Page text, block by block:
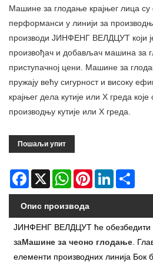
Машине за глодање крајњег лица су
перформанси у линији за
производи ЈИНФЕНГ ВЕЛДЦУТ који
произвођач и добављач машина за
приступачној цени. Машине за
пружају већу сигурност и високу
крајњег дела кутије или Х греда
производњу кутије или Х греда.
Пошаљи упит
Facebook
X WhatsAppPinterestLinkedIn
Опис производа
ЈИНФЕНГ ВЕЛДЦУТ ће обезбедити
заМашине за чеоно глодање.
елементи производних линија Бок